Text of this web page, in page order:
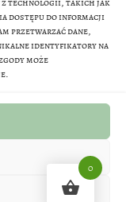
dostępu do informacji
przetwarzać dane,
identyfikatory na
może
0